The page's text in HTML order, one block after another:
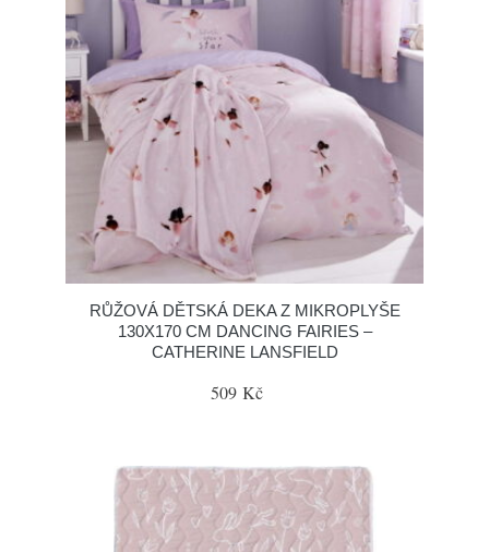
RŮŽOVÁ DĚTSKÁ DEKA Z MIKROPLYŠE
130X170 CM DANCING FAIRIES –
CATHERINE LANSFIELD
509 Kč